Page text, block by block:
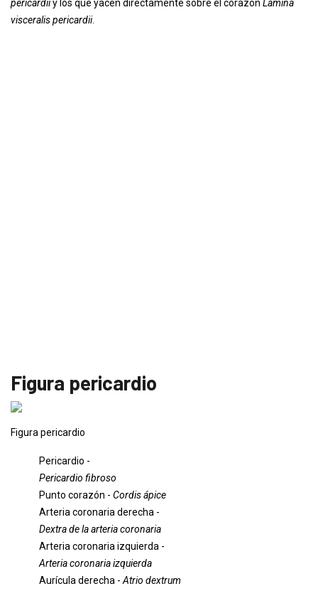
pericardiiy los que yacen directamente sobre el corazón Lámina
visceralis pericardii.
Figura pericardio
Figura pericardio
Pericardio -
Pericardio fibroso
Punto corazón - Cordis ápice
Arteria coronaria derecha -
Dextra de la arteria coronaria
Arteria coronaria izquierda -
Arteria coronaria izquierda
Aurícula derecha - Atrio dextrum